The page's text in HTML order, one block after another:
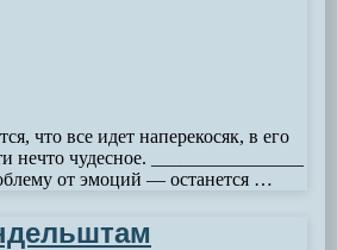
что все идет наперекосяк, в его
нечто чудесное. ________________
от эмоций — останется …